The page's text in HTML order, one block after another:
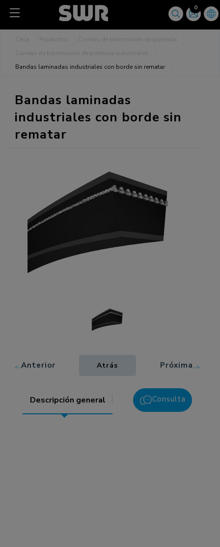
0
Casa Productos
Correas de transmisión de potencia
Correas de transmisión de potencia industriales
Bandas laminadas industriales con borde sin rematar
Bandas laminadas
industriales con borde sin
rematar
Descripción general Consulta
Anterior Atrás Próxima
Panel de gestión de cookies